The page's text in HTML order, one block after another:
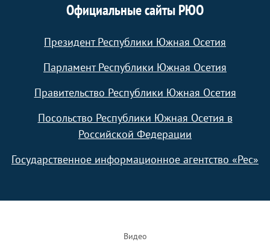
Официальные сайты РЮО
Президент Республики Южная Осетия
Парламент Республики Южная Осетия
Правительство Республики Южная Осетия
Посольство Республики Южная Осетия в
Российской Федерации
Государственное информационное агентство «Рес»
Видео